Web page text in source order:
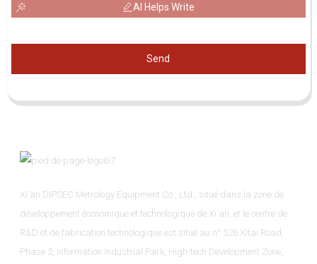
AI Helps Write
Send
Xi'an DIPSEC Metrology Equipment Co., Ltd., situé dans la zone de
développement économique et technologique de Xi'an, et le centre de
R&D et de fabrication technologique est situé au n° 526 Xitai Road,
Phase 2, Information Industrial Park, High-tech Development Zone,